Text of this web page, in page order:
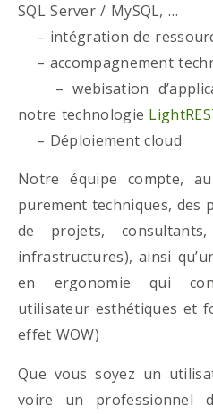
SQL Server / MySQL, …
– intégration de
– accompagnement
– webisation
notre technologie
– Déploiement cloud
Notre équipe compte,
purement techniques, des
de projets,
infrastructures), ainsi
en ergonomie qui
utilisateur esthétiques et
effet WOW)
Que vous soyez un
voire un professionnel